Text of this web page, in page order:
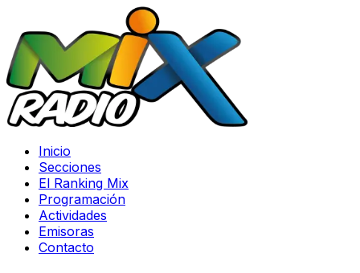
Inicio
Secciones
El Ranking Mix
Programación
Actividades
Emisoras
Contacto